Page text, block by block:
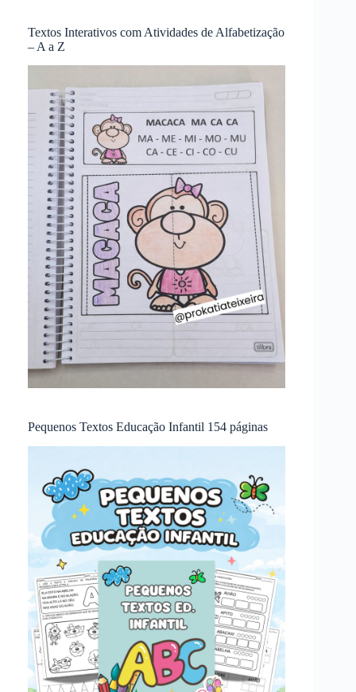
Textos Interativos com Atividades de Alfabetização
– A a Z
Pequenos Textos Educação Infantil 154 páginas